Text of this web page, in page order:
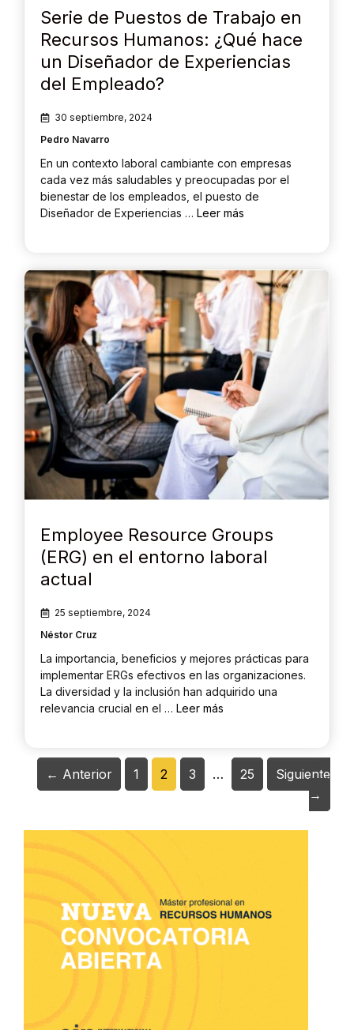
Serie de Puestos de Trabajo en
Recursos Humanos: ¿Qué hace
un Diseñador de Experiencias
del Empleado?
30 septiembre, 2024
Pedro Navarro
En un contexto laboral cambiante con empresas
cada vez más saludables y preocupadas por el
bienestar de los empleados, el puesto de
Diseñador de Experiencias … Leer más
Employee Resource Groups
(ERG) en el entorno laboral
actual
25 septiembre, 2024
Néstor Cruz
La importancia, beneficios y mejores prácticas para
implementar ERGs efectivos en las organizaciones.
La diversidad y la inclusión han adquirido una
relevancia crucial en el … Leer más
← Anterior Página
1 Página
2 Página
3 … Página
25
Siguiente
→